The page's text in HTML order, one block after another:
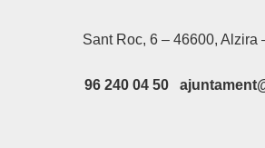
Sant Roc, 6 – 46600, Alzira
96 240 04 50